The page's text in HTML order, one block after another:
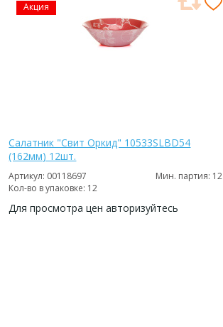
Акция
Салатник "Свит Оркид" 10533SLBD54
(162мм) 12шт.
Артикул: 00118697
Мин. партия: 12
Кол-во в упаковке: 12
Для просмотра цен авторизуйтесь